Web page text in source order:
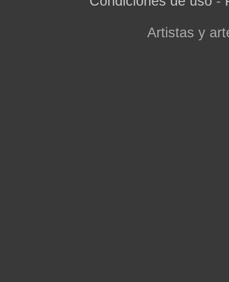
Artistas y